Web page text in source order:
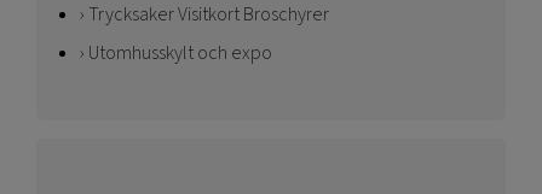
Trycksaker Visitkort Broschyrer
Utomhusskylt och expo